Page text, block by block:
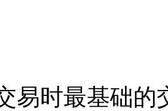
时最基础的